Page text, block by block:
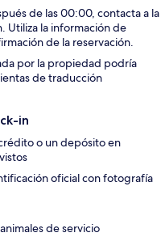
de las 00:00, contacta a la
Utiliza la información de
de la reservación.
por la propiedad podría
de traducción
in
o un depósito en
oficial con fotografía
de servicio